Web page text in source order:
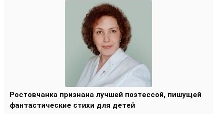
Ростовчанка признана лучшей поэтессой, пишущей
фантастические стихи для детей